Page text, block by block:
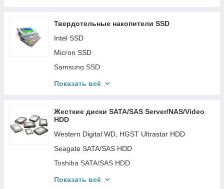
Твердотельные накопители SSD
Intel SSD
Micron SSD
Samsung SSD
HPE SSD
Показать всё
Жесткие диски SATA/SAS Server/NAS/Video
HDD
Western Digital WD, HGST Ultrastar HDD
Seagate SATA/SAS HDD
Toshiba SATA/SAS HDD
Dell SATA/SAS HDD
Показать всё